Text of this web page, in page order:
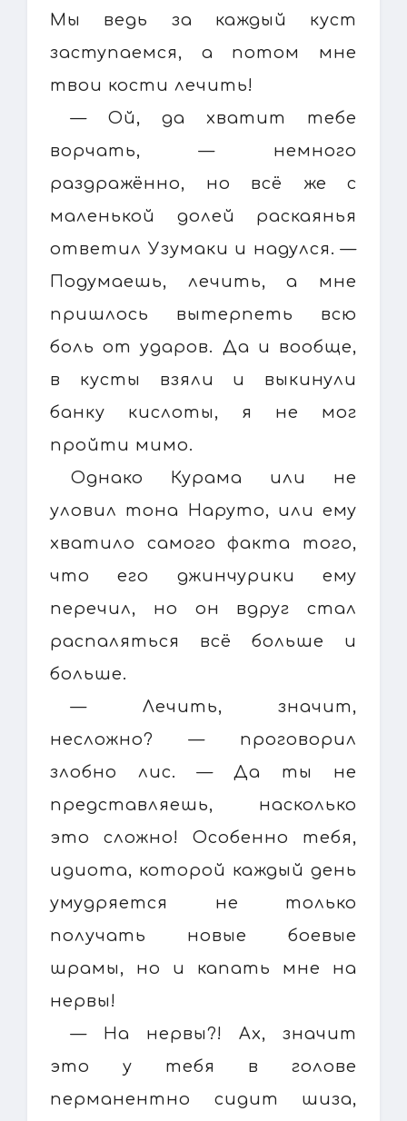
Мы ведь за каждый куст
заступаемся, а потом мне
твои кости лечить!
— Ой, да хватит тебе
ворчать, — немного
раздражённо, но всё же с
маленькой долей раскаянья
ответил Узумаки и надулся. —
Подумаешь, лечить, а мне
пришлось вытерпеть всю
боль от ударов. Да и вообще,
в кусты взяли и выкинули
банку кислоты, я не мог
пройти мимо.
Однако Курама или не
уловил тона Наруто, или ему
хватило самого факта того,
что его джинчурики ему
перечил, но он вдруг стал
распаляться всё больше и
больше.
— Лечить, значит,
несложно? — проговорил
злобно лис. — Да ты не
представляешь, насколько
это сложно! Особенно тебя,
идиота, которой каждый день
умудряется не только
получать новые боевые
шрамы, но и капать мне на
нервы!
— На нервы?! Ах, значит
это у тебя в голове
перманентно сидит шиза,